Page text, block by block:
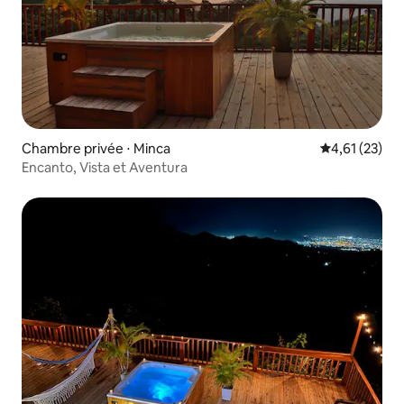
Chambre privée ⋅ Minca Évaluation
4,61 (23)
Encanto, Vista et Aventura